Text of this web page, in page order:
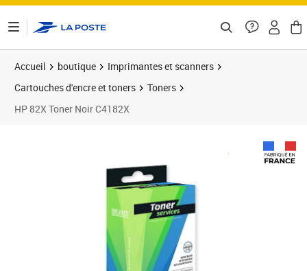
Accueil boutique
Imprimantes et scanners
Cartouches d'encre et toners
Toners
HP 82X Toner Noir C4182X